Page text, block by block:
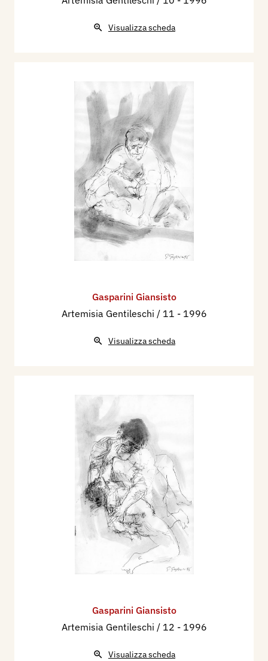
Visualizza scheda
Gasparini Giansisto
Artemisia Gentileschi / 11 - 1996
Visualizza scheda
Gasparini Giansisto
Artemisia Gentileschi / 12 - 1996
Visualizza scheda